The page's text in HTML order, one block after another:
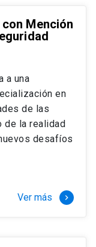
Mención
a una
en
de las
de la realidad
desafíos
Ver más keyboard_arrow_right